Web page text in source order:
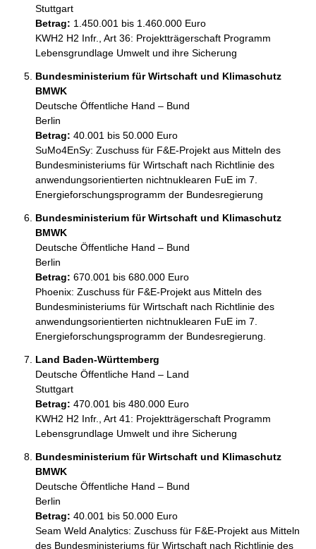
Stuttgart
Betrag: 1.450.001 bis 1.460.000 Euro
KWH2 H2 Infr., Art 36: Projektträgerschaft Programm
Lebensgrundlage Umwelt und ihre Sicherung
Bundesministerium für Wirtschaft und Klimaschutz
BMWK
Deutsche Öffentliche Hand – Bund
Berlin
Betrag: 40.001 bis 50.000 Euro
SuMo4EnSy: Zuschuss für F&E-Projekt aus Mitteln des
Bundesministeriums für Wirtschaft nach Richtlinie des
anwendungsorientierten nichtnuklearen FuE im 7.
Energieforschungsprogramm der Bundesregierung
Bundesministerium für Wirtschaft und Klimaschutz
BMWK
Deutsche Öffentliche Hand – Bund
Berlin
Betrag: 670.001 bis 680.000 Euro
Phoenix: Zuschuss für F&E-Projekt aus Mitteln des
Bundesministeriums für Wirtschaft nach Richtlinie des
anwendungsorientierten nichtnuklearen FuE im 7.
Energieforschungsprogramm der Bundesregierung.
Land Baden-Württemberg
Deutsche Öffentliche Hand – Land
Stuttgart
Betrag: 470.001 bis 480.000 Euro
KWH2 H2 Infr., Art 41: Projektträgerschaft Programm
Lebensgrundlage Umwelt und ihre Sicherung
Bundesministerium für Wirtschaft und Klimaschutz
BMWK
Deutsche Öffentliche Hand – Bund
Berlin
Betrag: 40.001 bis 50.000 Euro
Seam Weld Analytics: Zuschuss für F&E-Projekt aus Mitteln
des Bundesministeriums für Wirtschaft nach Richtlinie des